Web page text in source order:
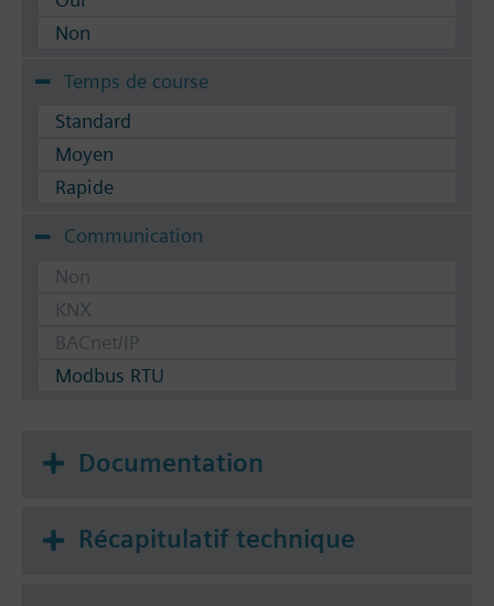
Non
Temps de course
Standard
Moyen
Rapide
Communication
Non
KNX
BACnet/IP
Modbus RTU
Documentation
Récapitulatif technique